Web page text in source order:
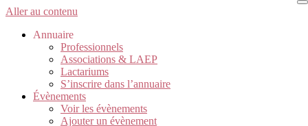
Aller au contenu
Annuaire
Professionnels
Associations & LAEP
Lactariums
S’inscrire dans l’annuaire
Évènements
Voir les évènements
Ajouter un évènement